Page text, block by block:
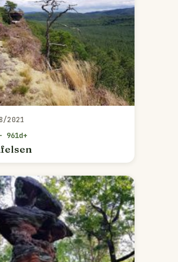
2021
961d+